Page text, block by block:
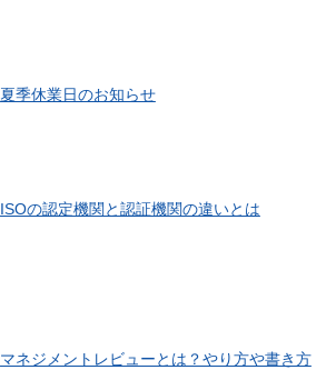
夏季休業日のお知らせ
ISOの認定機関と認証機関の違いとは
マネジメントレビューとは？やり方や書き方